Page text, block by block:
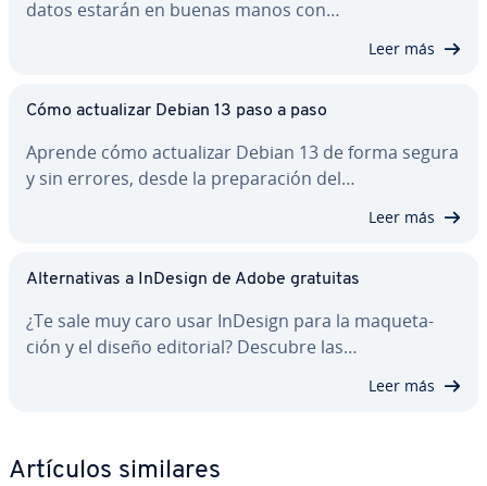
datos estarán en buenas manos con…
Leer más
Cómo ac­tua­li­zar Debian 13 paso a paso
Aprende cómo ac­tua­li­zar Debian 13 de forma segura
y sin errores, desde la pre­pa­ra­ción del…
Leer más
Al­te­r­na­ti­vas a InDesign de Adobe gratuitas
¿Te sale muy caro usar InDesign para la ma­que­ta­
ción y el diseño editorial? Descubre las…
Leer más
Artículos similares